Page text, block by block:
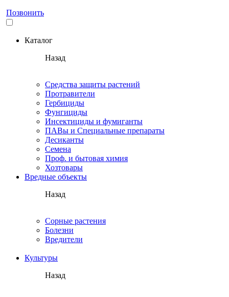
Позвонить
Каталог
Назад
Средства защиты растений
Протравители
Гербициды
Фунгициды
Инсектициды и фумиганты
ПАВы и Специальные препараты
Десиканты
Семена
Проф. и бытовая химия
Хозтовары
Вредные объекты
Назад
Сорные растения
Болезни
Вредители
Культуры
Назад